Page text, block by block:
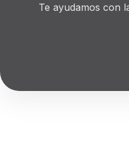
Te ayudamos con